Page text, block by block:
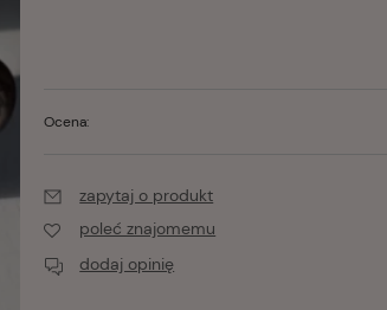
Ocena:
zapytaj o produkt
poleć znajomemu
dodaj opinię